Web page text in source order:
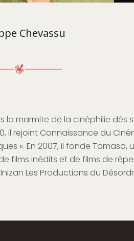
Chevassu
la marmite de la cinéphilie dès
il rejoint Connaissance du
». En 2007, il fonde Tamasa,
films inédits et de films de
Les Productions du